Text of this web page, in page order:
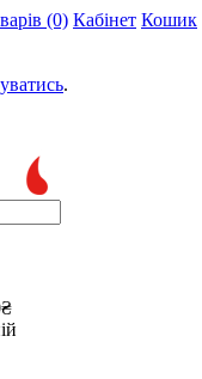
(0) Кабінет Кошик
.